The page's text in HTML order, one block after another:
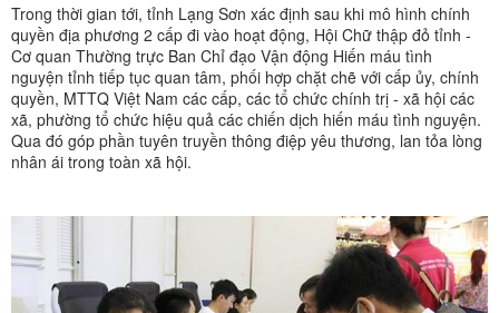
Trong thời gian tới, tỉnh Lạng Sơn xác định sau khi mô hình chính
quyền địa phương 2 cấp đi vào hoạt động, Hội Chữ thập đỏ tỉnh -
Cơ quan Thường trực Ban Chỉ đạo Vận động Hiến máu tình
nguyện tỉnh tiếp tục quan tâm, phối hợp chặt chẽ với cấp ủy, chính
quyền, MTTQ Việt Nam các cấp, các tổ chức chính trị - xã hội các
xã, phường tổ chức hiệu quả các chiến dịch hiến máu tình nguyện.
Qua đó góp phần tuyên truyền thông điệp yêu thương, lan tỏa lòng
nhân ái trong toàn xã hội.